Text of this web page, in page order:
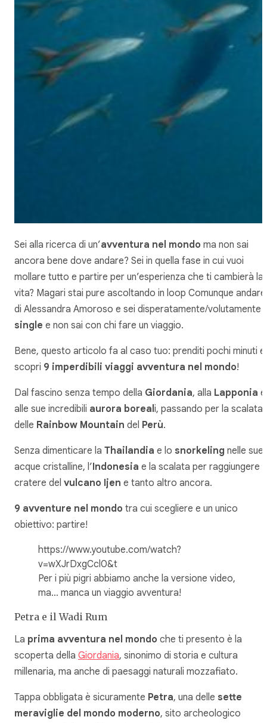
Sei alla ricerca di un’avventura nel mondo ma non sai
ancora bene dove andare? Sei in quella fase in cui vuoi
mollare tutto e partire per un’esperienza che ti cambierà la
vita? Magari stai pure ascoltando in loop Comunque andare
di Alessandra Amoroso e sei disperatamente/volutamente
single e non sai con chi fare un viaggio.
Bene, questo articolo fa al caso tuo: prenditi pochi minuti e
scopri 9 imperdibili viaggi avventura nel mondo!
Dal fascino senza tempo della Giordania, alla Lapponia e
alle sue incredibili aurora boreal i, passando per la scalata
delle Rainbow Mountain del Perù.
Senza dimenticare la Thailandia e lo snorkeling nelle sue
acque cristalline, l’Indonesia e la scalata per raggiungere il
cratere del vulcano Ijen e tanto altro ancora.
9 avventure nel mondo tra cui scegliere e un unico
obiettivo: partire!
https://www.youtube.com/watch?
v=wXJrDxgCcl0&t
Per i più pigri abbiamo anche la versione video,
ma… manca un viaggio avventura!
Petra e il Wadi Rum
La prima avventura nel mondo che ti presento è la
scoperta della Giordania, sinonimo di storia e cultura
millenaria, ma anche di paesaggi naturali mozzafiato.
Tappa obbligata è sicuramente Petra, una delle sette
meraviglie del mondo moderno, sito archeologico